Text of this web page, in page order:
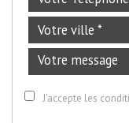
J'accepte les